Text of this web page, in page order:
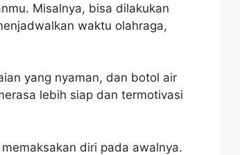
Misalnya, bisa dilakukan
waktu olahraga,
yang nyaman, dan botol air
lebih siap dan termotivasi
diri pada awalnya.